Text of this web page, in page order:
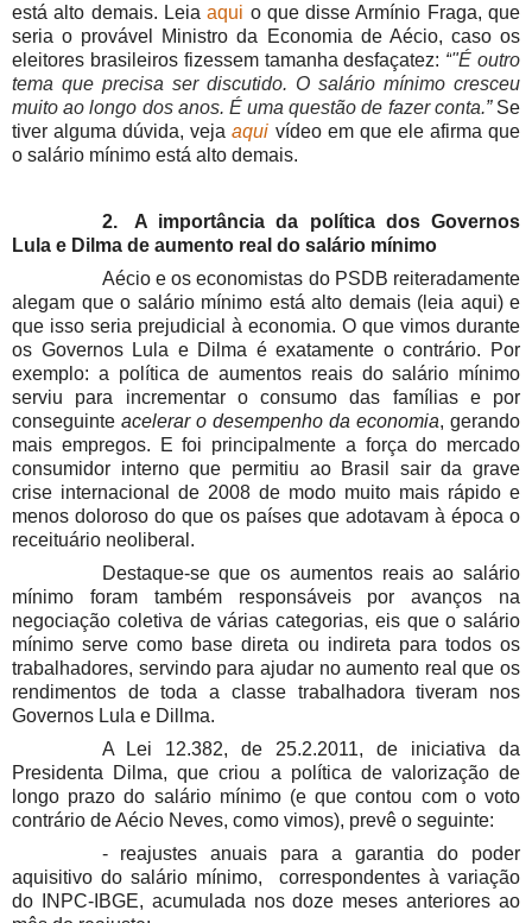
está alto demais. Leiaaqui o que disse Armínio Fraga, que
seria o provável Ministro da Economia de Aécio, caso os
eleitores brasileiros fizessem tamanha desfaçatez: “"É outro
tema que precisa ser discutido. O salário mínimo cresceu
muito ao longo dos anos. É uma questão de fazer conta.” Se
tiver alguma dúvida, vejaaqui vídeo em que ele afirma que
o salário mínimo está alto demais.
2.
A importância da política dos Governos
Lula e Dilma de aumento real do salário mínimo
Aécio e os economistas do PSDB reiteradamente
alegam que o salário mínimo está alto demais (leia aqui) e
que isso seria prejudicial à economia. O que vimos durante
os Governos Lula e Dilma é exatamente o contrário. Por
exemplo: a política de aumentos reais do salário mínimo
serviu para incrementar o consumo das famílias e por
conseguinte acelerar o desempenho da economia, gerando
mais empregos. E foi principalmente a força do mercado
consumidor interno que permitiu ao Brasil sair da grave
crise internacional de 2008 de modo muito mais rápido e
menos doloroso do que os países que adotavam à época o
receituário neoliberal.
Destaque-se que os aumentos reais ao salário
mínimo foram também responsáveis por avanços na
negociação coletiva de várias categorias, eis que o salário
mínimo serve como base direta ou indireta para todos os
trabalhadores, servindo para ajudar no aumento real que os
rendimentos de toda a classe trabalhadora tiveram nos
Governos Lula e Dillma.
A Lei 12.382, de 25.2.2011, de iniciativa da
Presidenta Dilma, que criou a política de valorização de
longo prazo do salário mínimo (e que contou com o voto
contrário de Aécio Neves, como vimos), prevê o seguinte:
- reajustes anuais para a garantia do poder
aquisitivo do salário mínimo, correspondentes à variação
do INPC-IBGE, acumulada nos doze meses anteriores ao